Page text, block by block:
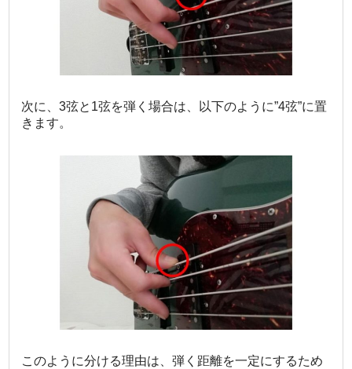
次に、3弦と1弦を弾く場合は、以下のように”4弦”に置
きます。
このように分ける理由は、弾く距離を一定にするため